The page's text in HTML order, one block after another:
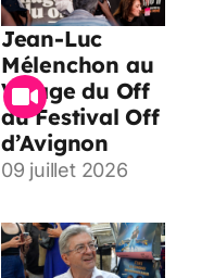
Jean-Luc
Mélenchon au
Village du Off
du Festival Off
d’Avignon
09 juillet 2026